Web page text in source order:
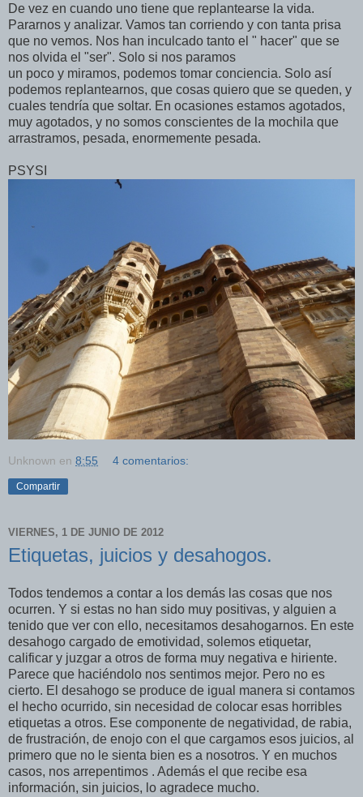
De vez en cuando uno tiene que replantearse la vida.
Pararnos y analizar. Vamos tan corriendo y con tanta prisa
que no vemos. Nos han inculcado tanto el " hacer" que se
nos olvida el "ser". Solo si nos paramos
un poco y miramos, podemos tomar conciencia. Solo así
podemos replantearnos, que cosas quiero que se queden, y
cuales tendría que soltar. En ocasiones estamos agotados,
muy agotados, y no somos conscientes de la mochila que
arrastramos, pesada, enormemente pesada.
PSYSI
Unknown en 8:55 4 comentarios:
Compartir
VIERNES, 1 DE JUNIO DE 2012
Etiquetas, juicios y desahogos.
Todos tendemos a contar a los demás las cosas que nos
ocurren. Y si estas no han sido muy positivas, y alguien a
tenido que ver con ello, necesitamos desahogarnos. En este
desahogo cargado de emotividad, solemos etiquetar,
calificar y juzgar a otros de forma muy negativa e hiriente.
Parece que haciéndolo nos sentimos mejor. Pero no es
cierto. El desahogo se produce de igual manera si contamos
el hecho ocurrido, sin necesidad de colocar esas horribles
etiquetas a otros. Ese componente de negatividad, de rabia,
de frustración, de enojo con el que cargamos esos juicios, al
primero que no le sienta bien es a nosotros. Y en muchos
casos, nos arrepentimos . Además el que recibe esa
información, sin juicios, lo agradece mucho.